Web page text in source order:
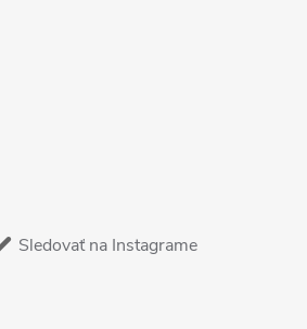
Sledovať na Instagrame